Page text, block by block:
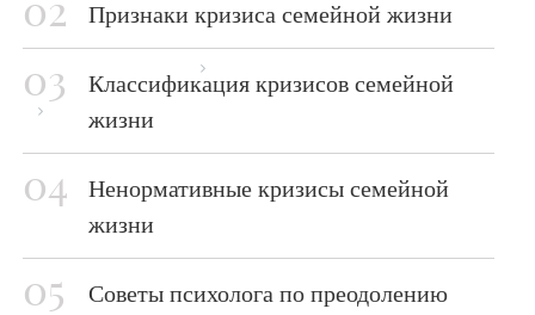
Признаки кризиса семейной жизни
Классификация кризисов семейной
жизни
Ненормативные кризисы семейной
жизни
Советы психолога по преодолению